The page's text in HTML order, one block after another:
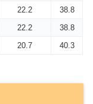
22.2
38.8
22.2
38.8
20.7 40.3